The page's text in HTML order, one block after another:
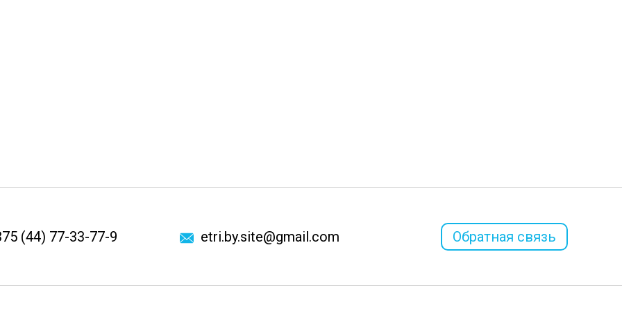
(44) 77-33-77-9 etri.by.site@gmail.com Обратная связь